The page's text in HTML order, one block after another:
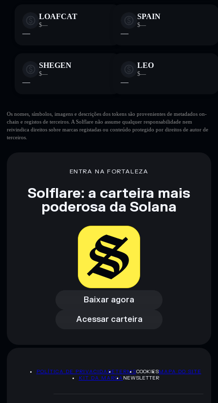
LOAFCAT
$—
—
SPAIN
$—
—
SHEGEN
$—
—
LEO
$—
—
Os nomes, símbolos, imagens e descrições dos tokens são provenientes de metadados on-
chain e registos de terceiros. A Solflare não assume qualquer responsabilidade nem
reivindica direitos sobre marcas registadas ou conteúdo protegido por direitos de autor de
terceiros.
ENTRA NA FORTALEZA
Solflare: a carteira mais
poderosa da Solana
Baixar agora
Baixar agora
Acessar carteira
Acessar carteira
POLÍTICA DE PRIVACIDADETERMSCOOKIESMAPA DO SITE
KIT DA MARCA NEWSLETTER